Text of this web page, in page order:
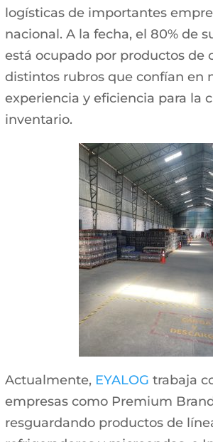
logísticas de importantes
nacional. A la fecha, el 80% de
está ocupado por productos de
distintos rubros que confían en
experiencia y eficiencia para la
inventario.
Actualmente, EYALOG trabaja
empresas como Premium
resguardando productos de